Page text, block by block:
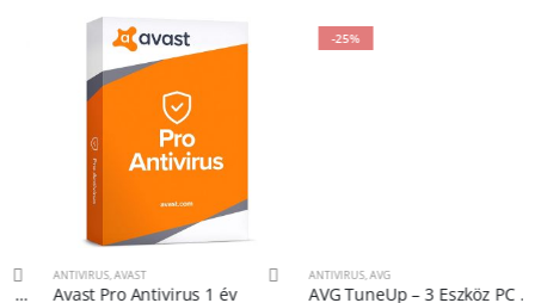
ANTIVIRUS,AVAST
Avast Pro Antivirus 1 év
ANTIVIRUS,AVG
AVG TuneUp – 3 Eszköz PC 1 Év